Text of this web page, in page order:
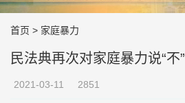
首页 > 家庭暴力
民法典再次对家庭暴力说“不”
2021-03-11 2851